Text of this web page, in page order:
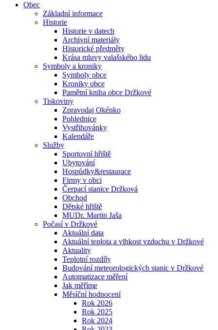
Obec
Základní informace
Historie
Historie v datech
Archivní materiály
Historické předměty
Krása mluvy valašského lidu
Symboly a kroniky
Symboly obce
Kroniky obce
Pamětní kniha obce Držkové
Tiskoviny
Zpravodaj Okénko
Pohlednice
Vystřihovánky
Kalendáře
Služby
Sportovní hřiště
Ubytování
Hospůdky&restaurace
Firmy v obci
Čerpací stanice Držková
Obchod
Dětské hřiště
MUDr. Martin Jaša
Počasí v Držkové
Aktuální data
Aktuální teplota a vlhkost vzduchu v Držkové
Aktuality
Teplotní rozdíly
Budování meteorologických stanic v Držkové
Automatizace měření
Jak měříme
Měsíční hodnocení
Rok 2026
Rok 2025
Rok 2024